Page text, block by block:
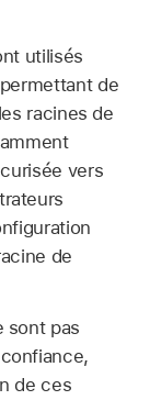
utilisés
de
racines de
vers
de
sont pas
de ces